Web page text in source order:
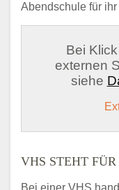
Abendschule für
Bei
externen
siehe
VHS STEHT